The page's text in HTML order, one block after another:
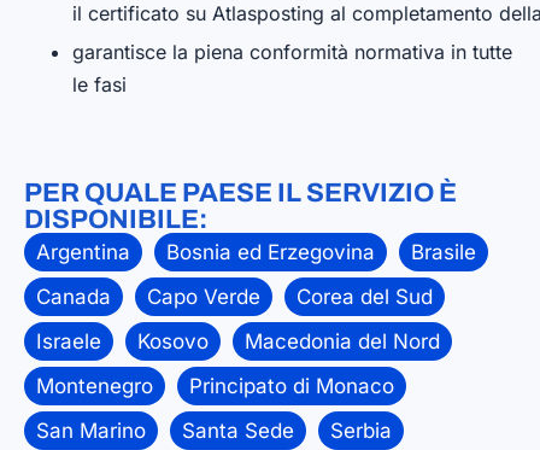
il certificato su Atlasposting al completamento
garantisce la piena conformità normativa in tutte
le fasi
PER QUALE PAESE IL SERVIZIO È
DISPONIBILE:
Argentina Bosnia ed Erzegovina
Brasile
Canada
Capo Verde
Corea del Sud
Israele
Kosovo
Macedonia del Nord
Montenegro
Principato di Monaco
San Marino
Santa Sede
Serbia